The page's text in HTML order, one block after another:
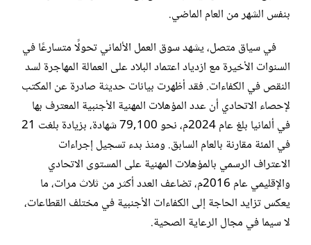
بنفس الشهر من العام الماضي.
في سياق متصل، يشهد سوق العمل الألماني تحولًا متسارعًا في
السنوات الأخيرة مع ازدياد اعتماد البلاد على العمالة المهاجرة لسد
النقص في الكفاءات. فقد أظهرت بيانات حديثة صادرة عن المكتب
لإحصاء الاتحادي أن عدد المؤهلات المهنية الأجنبية المعترف بها
في ألمانيا بلغ عام 2024م، نحو 79,100 شهادة، بزيادة بلغت 21
في المئة مقارنة بالعام السابق. ومنذ بدء تسجيل إجراءات
الاعتراف الرسمي بالمؤهلات المهنية على المستوى الاتحادي
والإقليمي عام 2016م، تضاعف العدد أكثر من ثلاث مرات، ما
يعكس تزايد الحاجة إلى الكفاءات الأجنبية في مختلف القطاعات،
لا سيما في مجال الرعاية الصحية.